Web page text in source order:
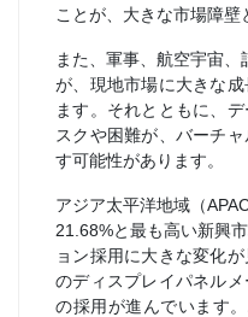
ことが、大きな市場障壁
また、軍事、航空宇宙
が、現地市場に大きな
ます。それとともに、
スクや困難が、バーチ
す可能性があります。
アジア太平洋地域（
21.68%と最も高い新興
ョン採用に大きな変化
のディスプレイパネル
の採用が進んでいます